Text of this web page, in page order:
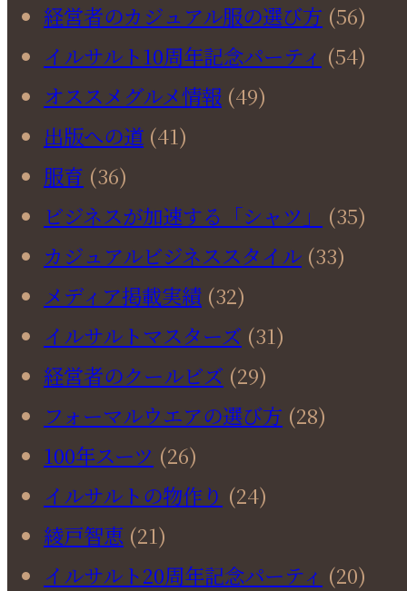
経営者のカジュアル服の選び方 (56)
イルサルト10周年記念パーティ (54)
オススメグルメ情報 (49)
出版への道 (41)
服育 (36)
ビジネスが加速する「シャツ」
(35)
カジュアルビジネススタイル (33)
メディア掲載実績 (32)
イルサルトマスターズ (31)
経営者のクールビズ (29)
フォーマルウエアの選び方 (28)
100年スーツ (26)
イルサルトの物作り (24)
綾戸智恵 (21)
イルサルト20周年記念パーティ (20)